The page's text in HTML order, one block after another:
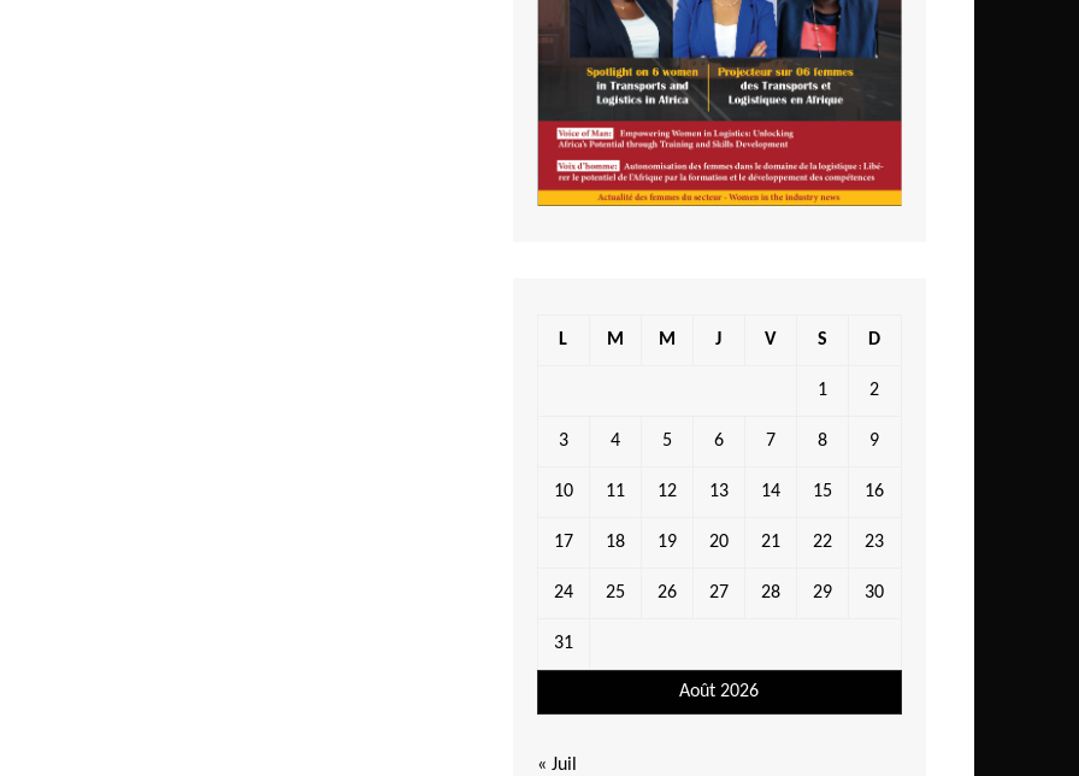
Août 2026
L M M J V S D
1 2
3 4 5 6 7 8 9
10 11 12 13 14 15 16
17 18 19 20 21 22 23
24 25 26 27 28 29 30
31
« Juil